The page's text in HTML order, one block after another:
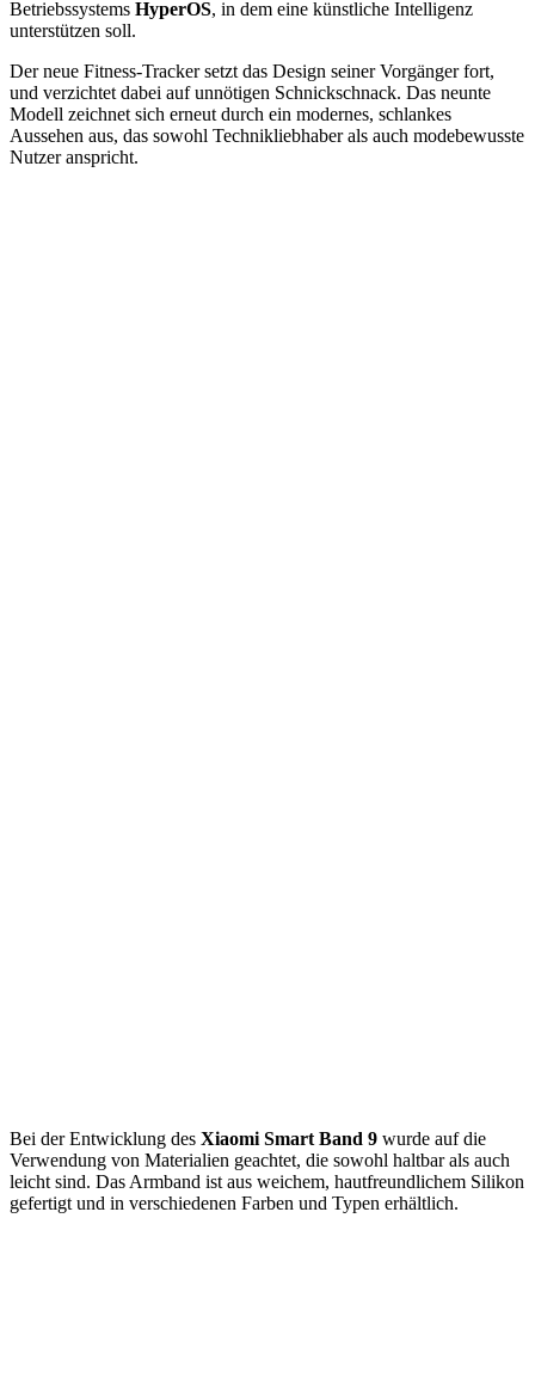
Betriebssystems HyperOS, in dem eine künstliche Intelligenz
unterstützen soll.
Der neue Fitness-Tracker setzt das Design seiner Vorgänger fort,
und verzichtet dabei auf unnötigen Schnickschnack. Das neunte
Modell zeichnet sich erneut durch ein modernes, schlankes
Aussehen aus, das sowohl Technikliebhaber als auch modebewusste
Nutzer anspricht.
Bei der Entwicklung des Xiaomi Smart Band 9 wurde auf die
Verwendung von Materialien geachtet, die sowohl haltbar als auch
leicht sind. Das Armband ist aus weichem, hautfreundlichem Silikon
gefertigt und in verschiedenen Farben und Typen erhältlich.